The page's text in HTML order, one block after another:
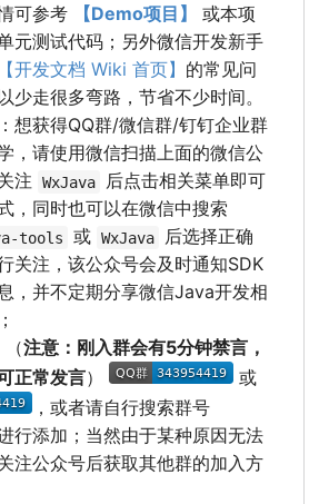
可参考
【Demo项目】
或本项
元测试代码；另外微信开发新手
【开发文档 Wiki 首页】 的常见问
少走很多弯路，节省不少时间。
想获得QQ群/微信群/钉钉企业群
，请使用微信扫描上面的微信公
注
WxJava
后点击相关菜单即可
，同时也可以在微信中搜索
tools 或 WxJava
后选择正确
关注，该公众号会及时通知SDK
，并不定期分享微信Java开发相
（注意：刚入群会有5分钟禁言，
正常发言）
或
，或者请自行搜索群号
行添加；当然由于某种原因无法
注公众号后获取其他群的加入方